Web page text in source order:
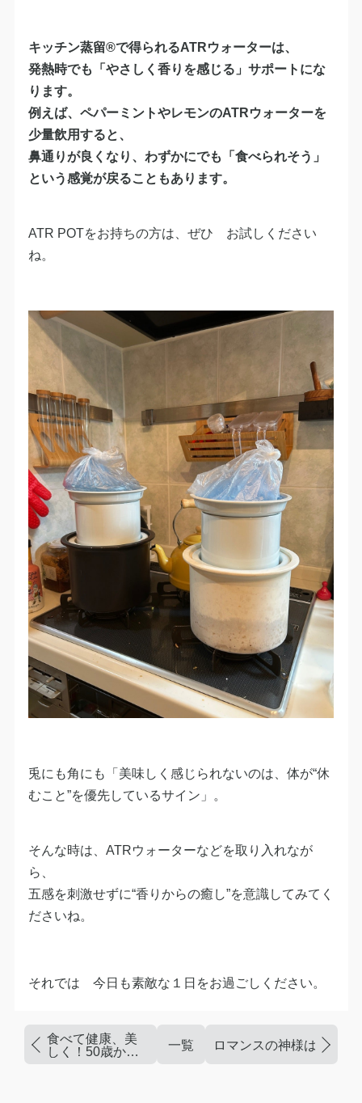
キッチン蒸留®で得られるATRウォーターは、
発熱時でも「やさしく香りを感じる」サポートにな
ります。
例えば、ペパーミントやレモンのATRウォーターを
少量飲用すると、
鼻通りが良くなり、わずかにでも「食べられそう」
という感覚が戻ることもあります。
ATR POTをお持ちの方は、ぜひ お試しください
ね。
兎にも角にも「美味しく感じられないのは、体が“休
むこと”を優先しているサイン」。
そんな時は、ATRウォーターなどを取り入れなが
ら、
五感を刺激せずに“香りからの癒し”を意識してみてく
ださいね。
それでは 今日も素敵な１日をお過ごしください。
食べて健康、美
しく！50歳から
一覧 ロマンスの神様はどんな